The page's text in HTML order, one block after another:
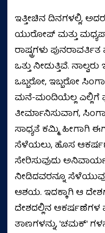
ಇತ್ತೀಚಿನ ದಿನಗಳಲ್ಲಿ,
ಯುರೋಪ್ ಮತ್ತು
ರಾಷ್ಟ್ರಗಳು
ಒತ್ತು ನೀಡುತ್ತಿವೆ.
ಒಬ್ಬರೋ, ಇಬ್ಬರೋ
ಮನೆ-ಮಂದಿಯೆಲ್ಲ ಎಲ್ಲಿಗೆ
ತೀರ್ಮಾನಿಸುವಾಗ,
ಸಾಧ್ಯತೆ ಕಮ್ಮಿ. ಹೀಗಾಗಿ
ಸೆಳೆಯಲು, ಹೊಸ
ಸೇರಿಸುವುದು
ನೀಡಿದವರನ್ನೂ
ಆಶಯ. ಇದಕ್ಕಾಗಿ ಆ
ದೇಶದಲ್ಲಿನ ಆಕರ್ಷಣೆಗಳ
ತಾಣಗಳನ್ನು, 'ಚಮಕ್'